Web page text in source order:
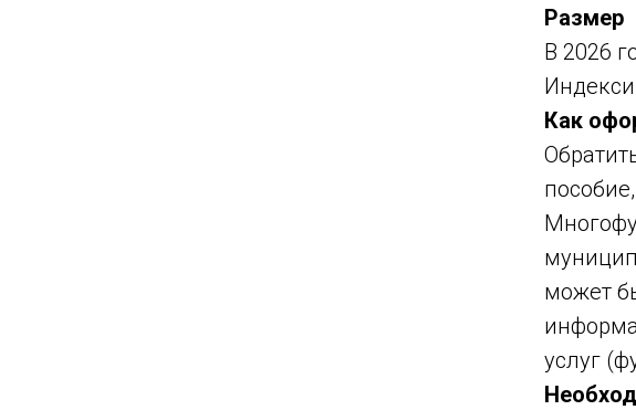
Размер
В 2026
Как
может
услуг